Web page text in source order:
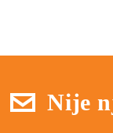
Nije